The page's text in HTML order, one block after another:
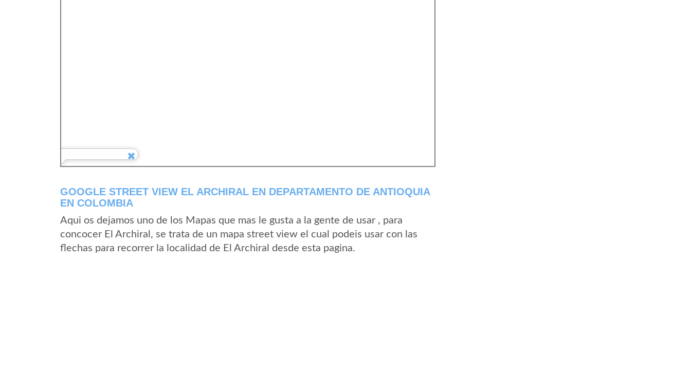
GOOGLE STREET VIEW EL ARCHIRAL EN DEPARTAMENTO DE ANTIOQUIA
EN COLOMBIA
Aqui os dejamos uno de los Mapas que mas le gusta a la gente de usar , para
concocer El Archiral, se trata de un mapa street view el cual podeis usar con las
flechas para recorrer la localidad de El Archiral desde esta pagina.